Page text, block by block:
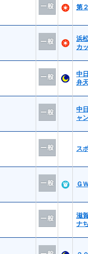
第
浜
カ
中
弁
中
ャ
ス
Ｇ
滋
ナ